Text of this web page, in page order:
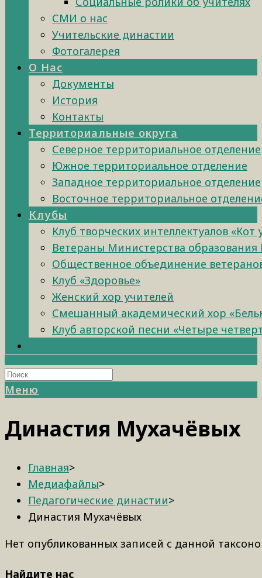
СМИ о нас
Учительские династии
Фотогалерея
О Нас
Документы
История
Контакты
Территориальные округа
Северное территориальное отделение
Южное территориальное отделение
Западное территориальное отделение
Восточное территориальное
Клубы
Клуб творческих интеллектуалов «Кот
Ветераны Министерства образования
Общественное объединение
Клуб «Здоровье»
Женский хор учителей
Смешанный академический хор
Клуб авторской песни «Четыре
Меню
Династия Мухачёвых
Главная>
Медиафайлы>
Педагогические династии>
Династия Мухачёвых
Нет опубликованных записей с данной
Найдите нас